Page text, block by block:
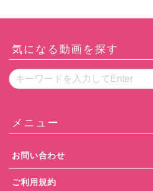
気になる動画を探す
メニュー
お問い合わせ
ご利用規約